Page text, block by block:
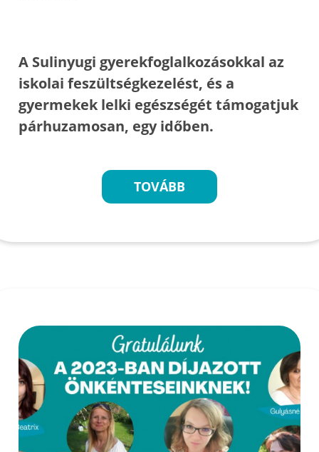
A Sulinyugi gyerekfoglalkozásokkal az
iskolai feszültségkezelést, és a
gyermekek lelki egészségét támogatjuk
párhuzamosan, egy időben.
TOVÁBB